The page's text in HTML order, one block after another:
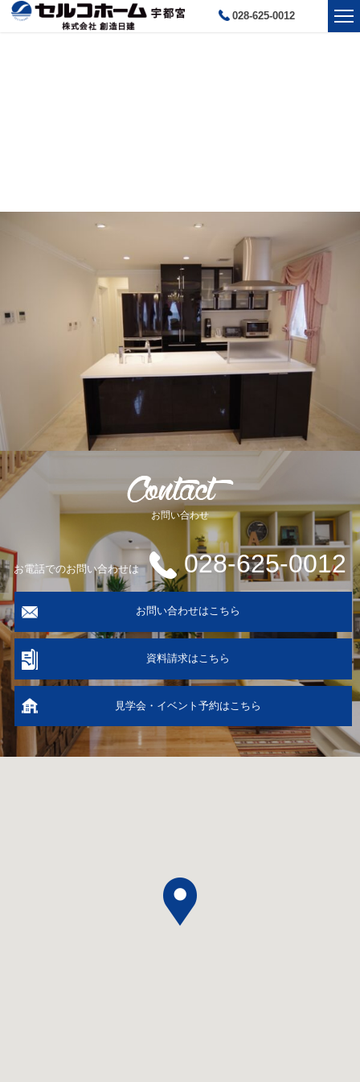
028-625-0012
お問い合わせ
お電話でのお問い合わせは 028-625-0012
お問い合わせはこちら
資料請求はこちら
見学会・イベント予約はこちら